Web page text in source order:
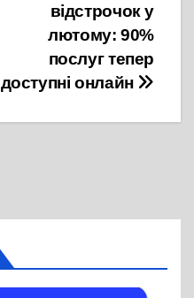
відстрочок у
лютому: 90%
послуг тепер
доступні онлайн